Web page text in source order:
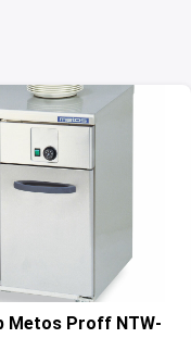
Metos Proff NTW-